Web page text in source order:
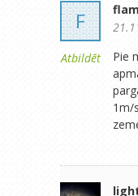
F
Atbildēt
Pie
1m/